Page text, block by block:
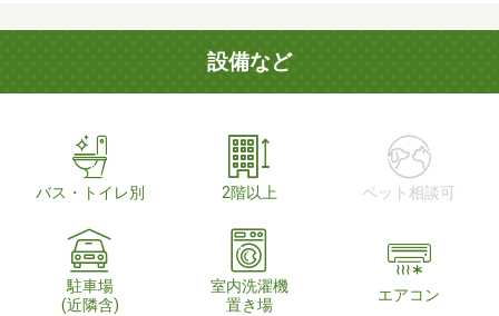
設備など
バス・トイレ別 2階以上 ペット相談可
駐車場
(近隣含)
室内洗濯機
置き場
エアコン